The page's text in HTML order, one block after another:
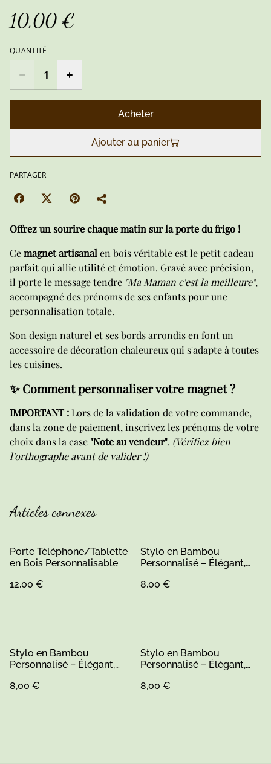
10,00 €
QUANTITÉ
Acheter
Ajouter au panier
PARTAGER
Offrez un sourire chaque matin sur la porte du frigo !
Cemagnet artisanal en bois véritable est le petit cadeau
parfait qui allie utilité et émotion. Gravé avec précision,
il porte le message tendre "Ma Maman c'est la meilleure",
accompagné des prénoms de ses enfants pour une
personnalisation totale.
Son design naturel et ses bords arrondis en font un
accessoire de décoration chaleureux qui s'adapte à toutes
les cuisines.
✨ Comment personnaliser votre magnet ?
IMPORTANT :Lors de la validation de votre commande,
dans la zone de paiement, inscrivez les prénoms de votre
choix dans la case "Note au vendeur". (Vérifiez bien
l'orthographe avant de valider !)
Articles connexes
Porte Téléphone/Tablette
en Bois Personnalisable
12,00 €
Stylo en Bambou
Personnalisé – Élégant,
8,00 €
Stylo en Bambou
Personnalisé – Élégant,
8,00 €
Stylo en Bambou
Personnalisé – Élégant,
8,00 €